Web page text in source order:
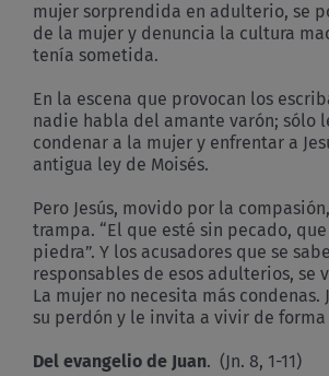
mujer sorprendida en adulterio, se
de la mujer y denuncia la cultura
tenía sometida.
En la escena que provocan los
nadie habla del amante varón; sólo
condenar a la mujer y enfrentar a
antigua ley de Moisés.
Pero Jesús, movido por la
trampa. “El que esté sin pecado,
piedra”. Y los acusadores que se
responsables de esos adulterios, se
La mujer no necesita más condenas.
su perdón y le invita a vivir de
Del evangelio de Juan. (Jn. 8, 1-11)